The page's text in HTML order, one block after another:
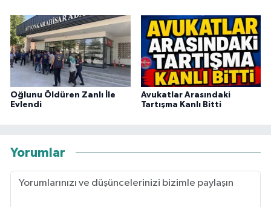
Oğlunu Öldüren Zanlı İle
Evlendi
Avukatlar Arasındaki
Tartışma Kanlı Bitti
Yorumlar